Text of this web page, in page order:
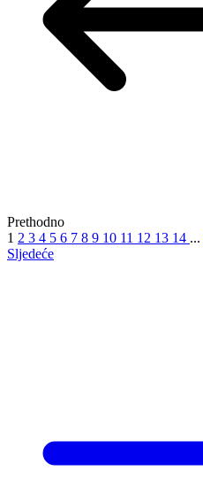
Prethodno
1 2 3 4 5 6 7 8 9 10 11 12 13 14 ...
Sljedeće